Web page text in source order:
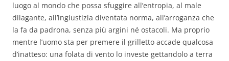
luogo al mondo che possa sfuggire all’entropia, al male
dilagante, all’ingiustizia diventata norma, all’arroganza che
la fa da padrona, senza più argini né ostacoli. Ma proprio
mentre l’uomo sta per premere il grilletto accade qualcosa
d’inatteso: una folata di vento lo investe gettandolo a terra